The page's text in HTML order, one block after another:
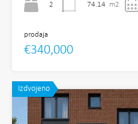
2 74.14 m2
prodaja
€340,000
Izdvojeno